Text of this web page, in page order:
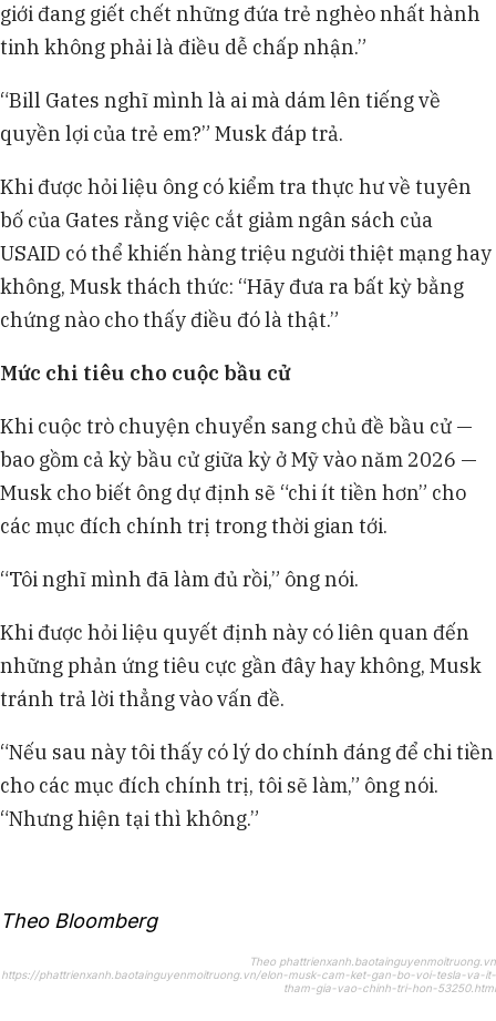
giới đang giết chết những đứa trẻ nghèo nhất hành
tinh không phải là điều dễ chấp nhận.”
“Bill Gates nghĩ mình là ai mà dám lên tiếng về
quyền lợi của trẻ em?” Musk đáp trả.
Khi được hỏi liệu ông có kiểm tra thực hư về tuyên
bố của Gates rằng việc cắt giảm ngân sách của
USAID có thể khiến hàng triệu người thiệt mạng hay
không, Musk thách thức: “Hãy đưa ra bất kỳ bằng
chứng nào cho thấy điều đó là thật.”
Mức chi tiêu cho cuộc bầu cử
Khi cuộc trò chuyện chuyển sang chủ đề bầu cử —
bao gồm cả kỳ bầu cử giữa kỳ ở Mỹ vào năm 2026 —
Musk cho biết ông dự định sẽ “chi ít tiền hơn” cho
các mục đích chính trị trong thời gian tới.
“Tôi nghĩ mình đã làm đủ rồi,” ông nói.
Khi được hỏi liệu quyết định này có liên quan đến
những phản ứng tiêu cực gần đây hay không, Musk
tránh trả lời thẳng vào vấn đề.
“Nếu sau này tôi thấy có lý do chính đáng để chi tiền
cho các mục đích chính trị, tôi sẽ làm,” ông nói.
“Nhưng hiện tại thì không.”
Theo Bloomberg
Theo phattrienxanh.baotainguyenmoitruong.vn
https://phattrienxanh.baotainguyenmoitruong.vn/elon-musk-cam-ket-gan-bo-voi-tesla-va-it-
tham-gia-vao-chinh-tri-hon-53250.html